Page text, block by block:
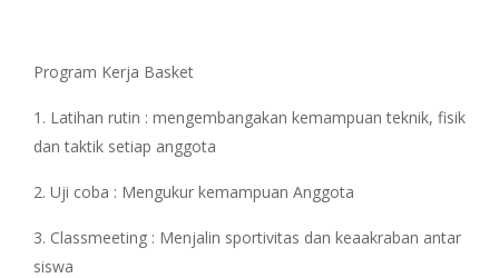
Program Kerja Basket
1. Latihan rutin : mengembangakan kemampuan teknik, fisik
dan taktik setiap anggota
2. Uji coba : Mengukur kemampuan Anggota
3. Classmeeting : Menjalin sportivitas dan keaakraban antar
siswa